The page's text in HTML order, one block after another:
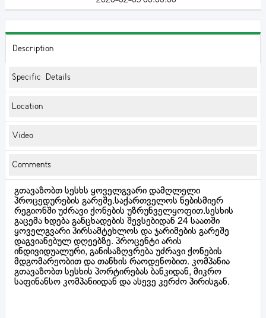
Description
Specific Details
Location
Video
Comments
გთავაზობთ სესხს ყოველგვარი დამღლელი
პროცედურების გარეშე.საქართველოს ნებისმიერ
რეგიონში უძრავი ქონების უზრუნველყოფით.სესხის
გაცემა ხდება განცხადების შევსებიდან 24 საათში
ყოველგვარი პირსამტეხლოს და ჯარიმების გარეშე
დაგვიანებულ დღეებზე. პროცენტი არის
ინდივიდუალური, განისაზღვრება უძრავი ქონების
მდგომარეობით და თანხის რაოდენობით. კომპანია
გთავაზობთ სესხის პორტირებას ბანკიდან, მიკრო
საფინანსო კომპანიიდან და ასევე კერძო პირისგან.